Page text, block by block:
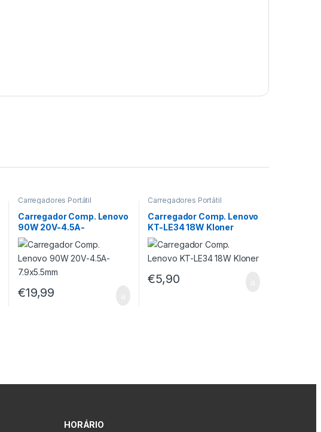
Carregadores Portátil
Carregador Comp. Lenovo
90W 20V-4.5A-
7.9×5.5mm
€19,99
Carregadores Portátil
Carregador Comp. Lenovo
KT-LE34 18W Kloner
€5,90
HORÁRIO